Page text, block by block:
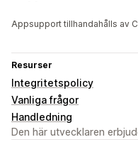
Appsupport tillhandahålls av
Resurser
Integritetspolicy
Vanliga frågor
Handledning
Den här utvecklaren